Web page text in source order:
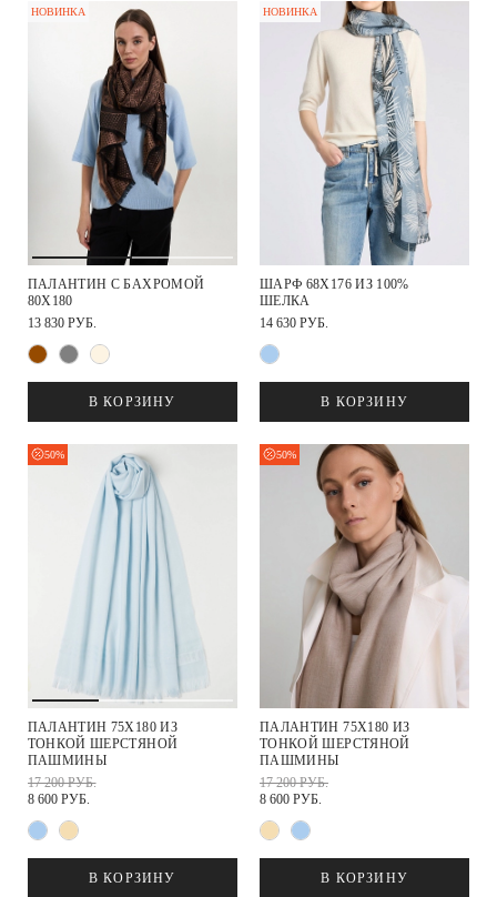
НОВИНКА
ПАЛАНТИН С БАХРОМОЙ
80Х180
13 830 РУБ.
В КОРЗИНУ
НОВИНКА
ШАРФ 68Х176 ИЗ 100%
ШЕЛКА
14 630 РУБ.
В КОРЗИНУ
50%
ПАЛАНТИН 75Х180 ИЗ
ТОНКОЙ ШЕРСТЯНОЙ
ПАШМИНЫ
17 200 РУБ.
8 600 РУБ.
В КОРЗИНУ
50%
ПАЛАНТИН 75Х180 ИЗ
ТОНКОЙ ШЕРСТЯНОЙ
ПАШМИНЫ
17 200 РУБ.
8 600 РУБ.
В КОРЗИНУ